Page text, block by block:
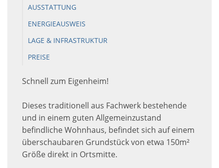
AUSSTATTUNG
ENERGIEAUSWEIS
LAGE & INFRASTRUKTUR
PREISE
Schnell zum Eigenheim!
Dieses traditionell aus Fachwerk bestehende
und in einem guten Allgemeinzustand
befindliche Wohnhaus, befindet sich auf einem
überschaubaren Grundstück von etwa 150m²
Größe direkt in Ortsmitte.